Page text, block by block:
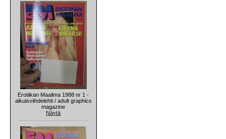
Erotiikan Maailma 1988 nr 1 -
aikuisviihdelehti / adult graphics
magazine
Näytä